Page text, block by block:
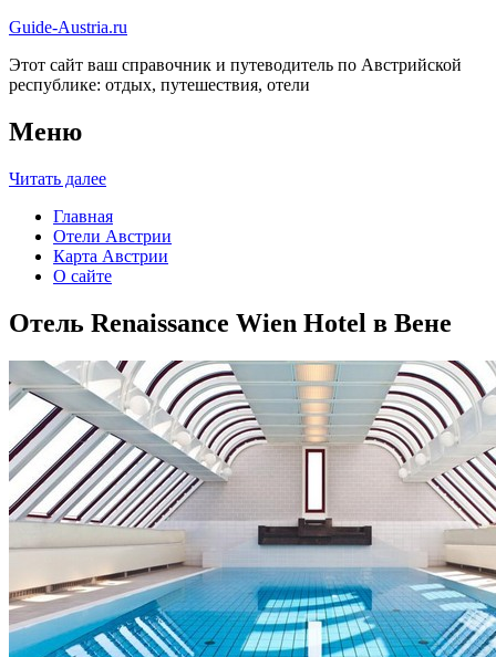
Guide-Austria.ru
Этот сайт ваш справочник и путеводитель по Австрийской
республике: отдых, путешествия, отели
Меню
Читать далее
Главная
Отели Австрии
Карта Австрии
О сайте
Отель Renaissance Wien Hotel в Вене